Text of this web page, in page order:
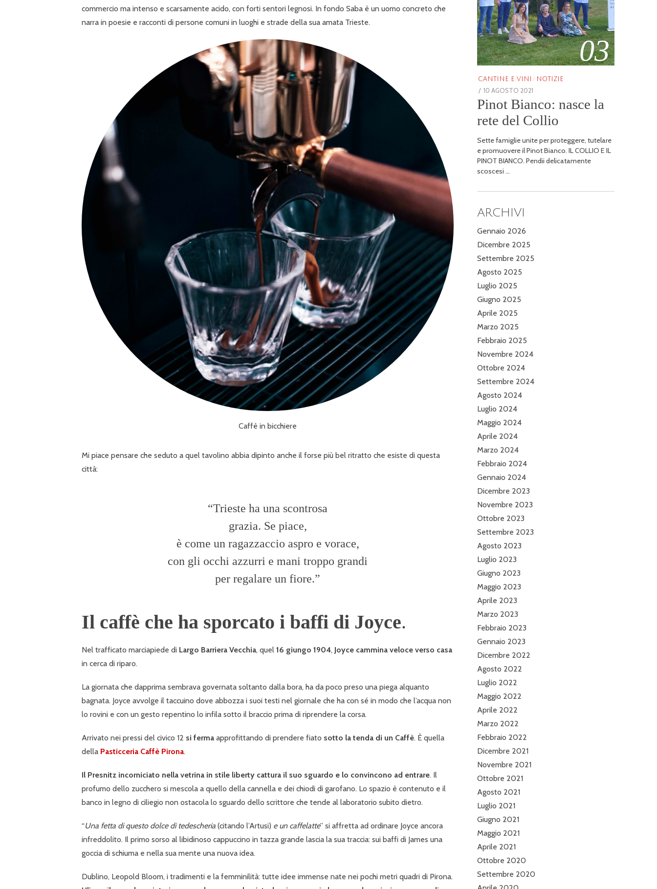
commercio ma intenso e scarsamente acido, con forti sentori legnosi. In fondo Saba è un uomo concreto che
narra in poesie e racconti di persone comuni in luoghi e strade della sua amata Trieste.
Caffè in bicchiere
Mi piace pensare che seduto a quel tavolino abbia dipinto anche il forse più bel ritratto che esiste di questa
città:
“Trieste ha una scontrosa
grazia. Se piace,
è come un ragazzaccio aspro e vorace,
con gli occhi azzurri e mani troppo grandi
per regalare un fiore.”
Il caffè che ha sporcato i baffi di Joyce.
Nel trafficato marciapiede di Largo Barriera Vecchia, quel 16 giungo 1904, Joyce cammina veloce verso casa
in cerca di riparo.
La giornata che dapprima sembrava governata soltanto dalla bora, ha da poco preso una piega alquanto
bagnata. Joyce avvolge il taccuino dove abbozza i suoi testi nel giornale che ha con sé in modo che l’acqua non
lo rovini e con un gesto repentino lo infila sotto il braccio prima di riprendere la corsa.
Arrivato nei pressi del civico 12 si ferma approfittando di prendere fiato sotto la tenda di un Caffè. È quella
della Pasticceria Caffè Pirona.
Il Presnitz incorniciato nella vetrina in stile liberty cattura il suo sguardo e lo convincono ad entrare. Il
profumo dello zucchero si mescola a quello della cannella e dei chiodi di garofano. Lo spazio è contenuto e il
banco in legno di ciliegio non ostacola lo sguardo dello scrittore che tende al laboratorio subito dietro.
“Una fetta di questo dolce di tedescheria (citando l’Artusi) e un caffelatte” si affretta ad ordinare Joyce ancora
infreddolito. Il primo sorso al libidinoso cappuccino in tazza grande lascia la sua traccia: sui baffi di James una
goccia di schiuma e nella sua mente una nuova idea.
Dublino, Leopold Bloom, i tradimenti e la femminilità: tutte idee immense nate nei pochi metri quadri di Pirona.
03
CANTINE E VINI / NOTIZIE
POSTED
ON
10 AGOSTO 2021
GENNAIO
Pinot Bianco: nasce la
rete del Collio
Sette famiglie unite per proteggere, tutelare
e promuovere il Pinot Bianco. IL COLLIO E IL
PINOT BIANCO. Pendii delicatamente
scoscesi …
ARCHIVI
Gennaio 2026
Dicembre 2025
Settembre 2025
Agosto 2025
Luglio 2025
Giugno 2025
Aprile 2025
Marzo 2025
Febbraio 2025
Novembre 2024
Ottobre 2024
Settembre 2024
Agosto 2024
Luglio 2024
Maggio 2024
Aprile 2024
Marzo 2024
Febbraio 2024
Gennaio 2024
Dicembre 2023
Novembre 2023
Ottobre 2023
Settembre 2023
Agosto 2023
Luglio 2023
Giugno 2023
Maggio 2023
Aprile 2023
Marzo 2023
Febbraio 2023
Gennaio 2023
Dicembre 2022
Agosto 2022
Luglio 2022
Maggio 2022
Aprile 2022
Marzo 2022
Febbraio 2022
Dicembre 2021
Novembre 2021
Ottobre 2021
Agosto 2021
Luglio 2021
Giugno 2021
Maggio 2021
Aprile 2021
Ottobre 2020
Settembre 2020